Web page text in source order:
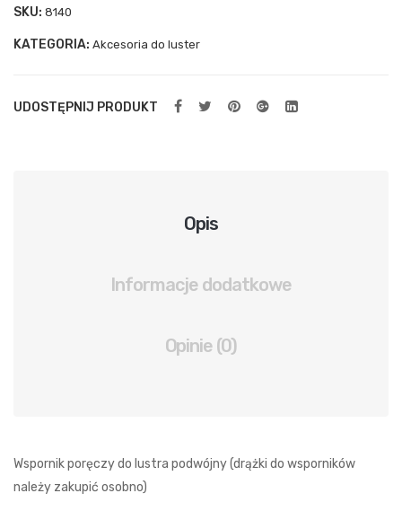
SKU: 8140
KATEGORIA: Akcesoria do luster
UDOSTĘPNIJ PRODUKT
Opis
Informacje dodatkowe
Opinie (0)
Wspornik poręczy do lustra podwójny (drążki do wsporników
należy zakupić osobno)